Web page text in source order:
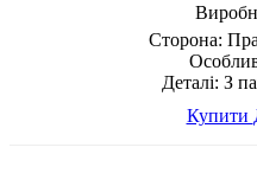
Сторона:
Деталі: З
Купити